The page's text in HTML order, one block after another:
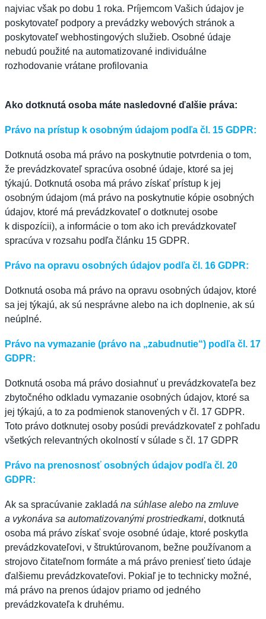
najviac však po dobu 1 roka. Príjemcom Vašich údajov je
poskytovateľ podpory a prevádzky webových stránok a
poskytovateľ webhostingových služieb. Osobné údaje
nebudú použité na automatizované individuálne
rozhodovanie vrátane profilovania
Ako dotknutá osoba máte nasledovné ďalšie práva:
Právo na prístup k osobným údajom podľa čl. 15 GDPR:
Dotknutá osoba má právo na poskytnutie potvrdenia o tom,
že prevádzkovateľ spracúva osobné údaje, ktoré sa jej
týkajú. Dotknutá osoba má právo získať prístup k jej
osobným údajom (má právo na poskytnutie kópie osobných
údajov, ktoré má prevádzkovateľ o dotknutej osobe
k dispozícii), a informácie o tom ako ich prevádzkovateľ
spracúva v rozsahu podľa článku 15 GDPR.
Právo na opravu osobných údajov podľa čl. 16 GDPR:
Dotknutá osoba má právo na opravu osobných údajov, ktoré
sa jej týkajú, ak sú nesprávne alebo na ich doplnenie, ak sú
neúplné.
Právo na vymazanie (právo na „zabudnutie“) podľa čl. 17
GDPR:
Dotknutá osoba má právo dosiahnuť u prevádzkovateľa bez
zbytočného odkladu vymazanie osobných údajov, ktoré sa
jej týkajú, a to za podmienok stanovených v čl. 17 GDPR.
Toto právo dotknutej osoby posúdi prevádzkovateľ z pohľadu
všetkých relevantných okolností v súlade s čl. 17 GDPR
Právo na prenosnosť osobných údajov podľa čl. 20
GDPR:
Ak sa spracúvanie zakladá na súhlase alebo na zmluve
a vykonáva sa automatizovanými prostriedkami, dotknutá
osoba má právo získať svoje osobné údaje, ktoré poskytla
prevádzkovateľovi, v štruktúrovanom, bežne používanom a
strojovo čitateľnom formáte a má právo preniesť tieto údaje
ďalšiemu prevádzkovateľovi. Pokiaľ je to technicky možné,
má právo na prenos údajov priamo od jedného
prevádzkovateľa k druhému.